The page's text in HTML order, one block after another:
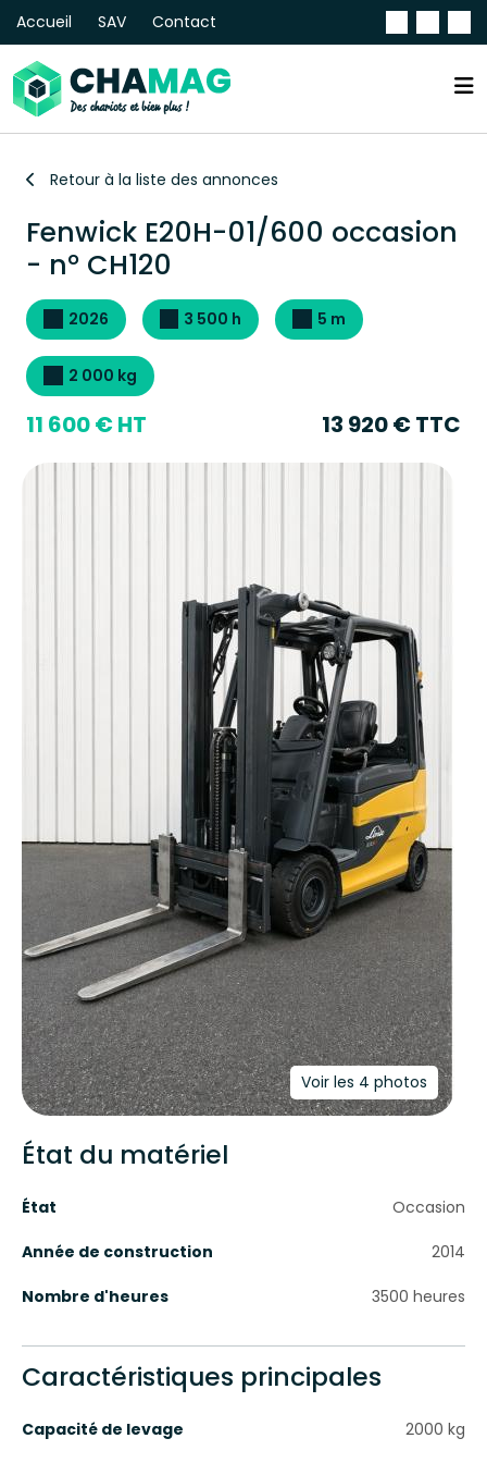
Accueil SAV Contact
Retour à la liste des annonces
Fenwick E20H-01/600 occasion
- n° CH120
2026 3 500 h 5 m
2 000 kg
11 600 € HT 13 920 € TTC
Voir les 4 photos
État du matériel
État Occasion
Année de construction 2014
Nombre d'heures 3500 heures
Caractéristiques principales
Capacité de levage 2000 kg